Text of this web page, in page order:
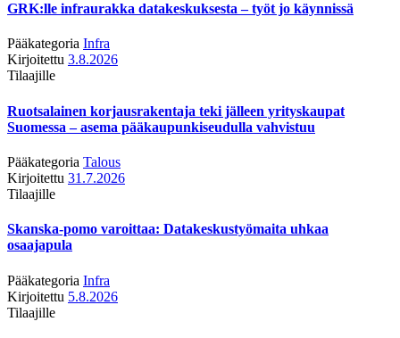
GRK:lle infraurakka datakeskuksesta – työt jo käynnissä
Pääkategoria Infra
Kirjoitettu 3.8.2026
Tilaajille
Ruotsalainen korjausrakentaja teki jälleen yrityskaupat
Suomessa – asema pääkaupunkiseudulla vahvistuu
Pääkategoria Talous
Kirjoitettu 31.7.2026
Tilaajille
Skanska-pomo varoittaa: Datakeskustyömaita uhkaa
osaajapula
Pääkategoria Infra
Kirjoitettu 5.8.2026
Tilaajille